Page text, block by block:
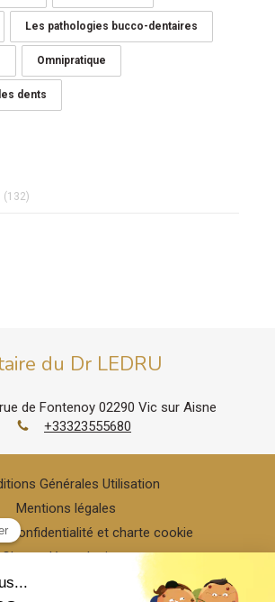
Les pathologies bucco-dentaires
Omnipratique
dents
(132)
du Dr LEDRU
de Fontenoy 02290 Vic sur Aisne
+33323555680
Générales Utilisation
Mentions légales
confidentialité et charte cookie
Charte déontologique